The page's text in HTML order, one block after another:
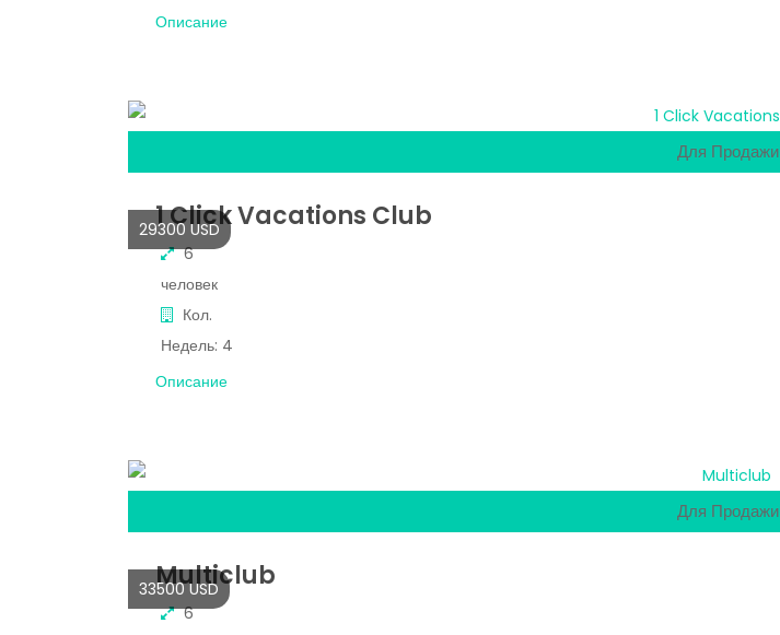
Описание
Для Продажи
1 Click Vacations Club
6
человек
Кол.
Недель: 4
29300 USD
Описание
Для Продажи
Multiclub
6
33500 USD